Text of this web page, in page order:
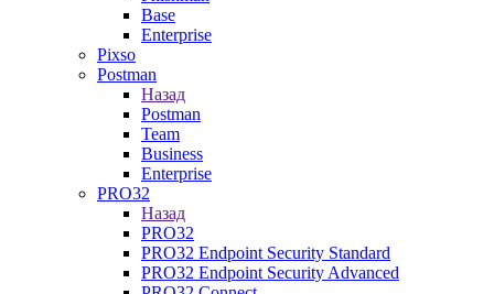
Base
Enterprise
Pixso
Postman
Назад
Postman
Team
Business
Enterprise
PRO32
Назад
PRO32
PRO32 Endpoint Security Standard
PRO32 Endpoint Security Advanced